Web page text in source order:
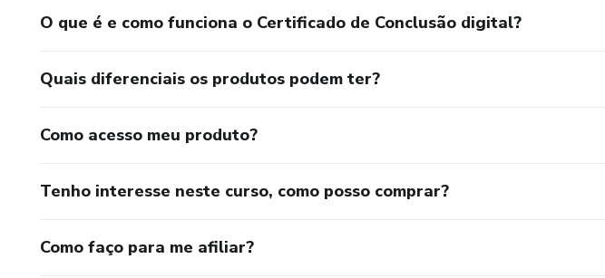
O que é e como funciona o Certificado de Conclusão digital?
Quais diferenciais os produtos podem ter?
Como acesso meu produto?
Tenho interesse neste curso, como posso comprar?
Como faço para me afiliar?